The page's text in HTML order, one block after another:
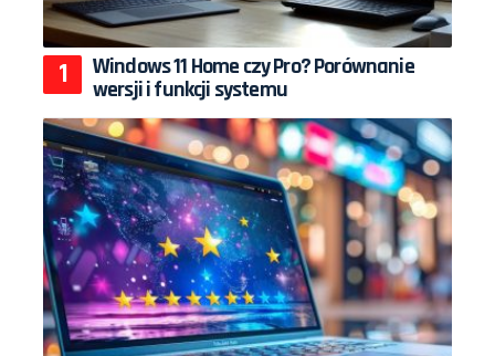
Windows 11 Home czy Pro? Porównanie
wersji i funkcji systemu